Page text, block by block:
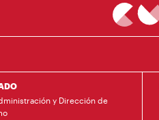
y Dirección de